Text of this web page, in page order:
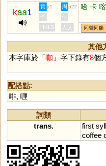
kaa1
黃 p1 周 p22 哈 卡 喀
李
何
HKLS
人文 同聲同韻
其他
本字庫於「咖 」字下錄有8個
配搭點:
啡, 喱
詞類
trans.
first
coffee